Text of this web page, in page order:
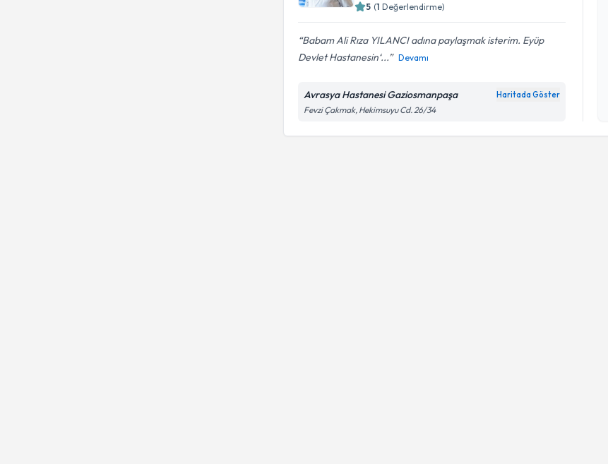
5 (1 Değerlendirme)
Babam Ali Rıza YILANCI adına paylaşmak isterim. Eyüp
Devlet Hastanesin‘...
Devamı
Avrasya Hastanesi Gaziosmanpaşa Haritada Göster
Fevzi Çakmak, Hekimsuyu Cd. 26/34